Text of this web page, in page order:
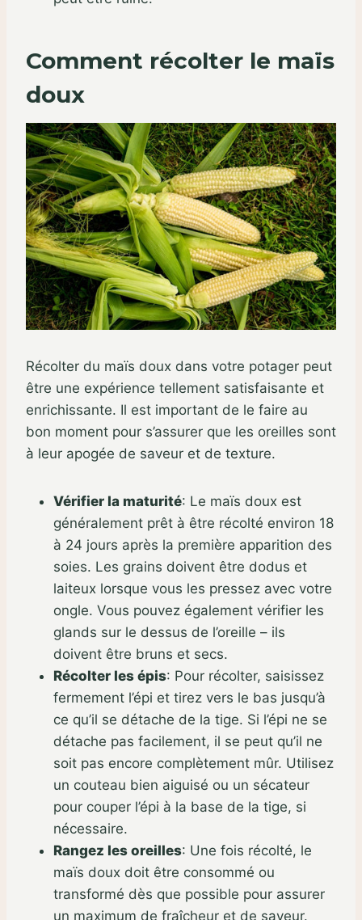
Comment récolter le maïs
doux
Récolter du maïs doux dans votre potager peut
être une expérience tellement satisfaisante et
enrichissante. Il est important de le faire au
bon moment pour s’assurer que les oreilles sont
à leur apogée de saveur et de texture.
Vérifier la maturité: Le maïs doux est
généralement prêt à être récolté environ 18
à 24 jours après la première apparition des
soies. Les grains doivent être dodus et
laiteux lorsque vous les pressez avec votre
ongle. Vous pouvez également vérifier les
glands sur le dessus de l’oreille – ils
doivent être bruns et secs.
Récolter les épis: Pour récolter, saisissez
fermement l’épi et tirez vers le bas jusqu’à
ce qu’il se détache de la tige. Si l’épi ne se
détache pas facilement, il se peut qu’il ne
soit pas encore complètement mûr. Utilisez
un couteau bien aiguisé ou un sécateur
pour couper l’épi à la base de la tige, si
nécessaire.
Rangez les oreilles: Une fois récolté, le
maïs doux doit être consommé ou
transformé dès que possible pour assurer
un maximum de fraîcheur et de saveur.